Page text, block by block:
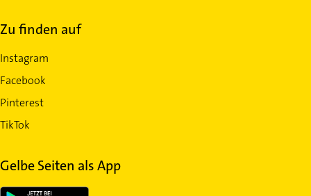
Zu finden auf
Instagram
Facebook
Pinterest
TikTok
Gelbe Seiten als App